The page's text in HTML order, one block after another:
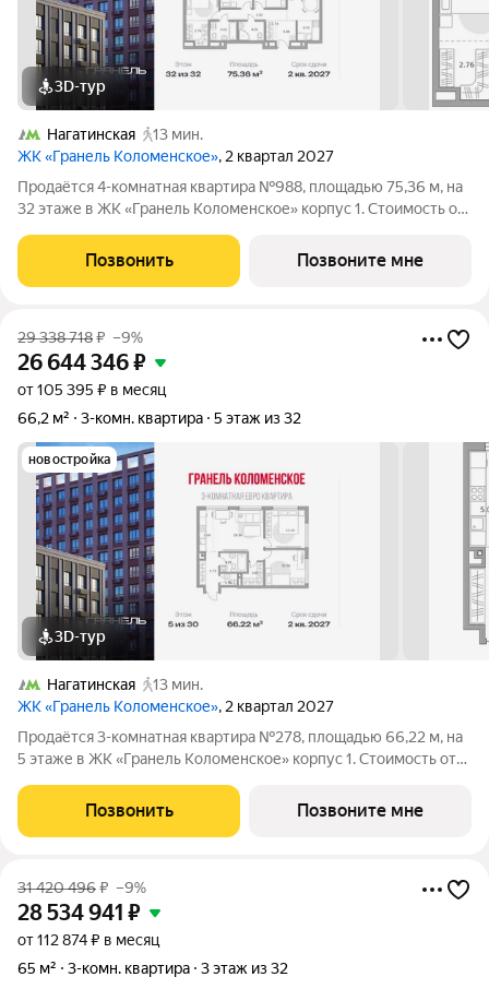
3D-тур
Нагатинская
13 мин.
ЖК «Гранель Коломенское», 2 квартал 2027
Продаётся 4-комнатная квартира №988, площадью 75,36 м, на
32 этаже в ЖК «Гранель Коломенское» корпус 1. Стоимость от
односторонняя, окна на улицу. Жилой квартал «Гранель
Коломенское» расположился на юге
Позвонить Позвоните мне
29 338 718₽ –9%
26 644 346₽
от 105 395 ₽ в месяц
66,2 м²
3-комн. квартира 5 этаж из 32
новостройка
3D-тур
Нагатинская
13 мин.
ЖК «Гранель Коломенское», 2 квартал 2027
Продаётся 3-комнатная квартира №278, площадью 66,22 м, на
5 этаже в ЖК «Гранель Коломенское» корпус 1. Стоимость от
улицу. Жилой квартал «Гранель Коломенское» расположился
на юге Москвы.
Позвонить Позвоните мне
31 420 496₽ –9%
28 534 941 ₽
от 112 874 ₽ в месяц
65 м²
3-комн. квартира 3 этаж из 32